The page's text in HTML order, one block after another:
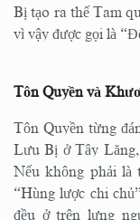
Bị tạo ra thế Tam
vì vậy được gọi là
Tôn Quyền và
Tôn Quyền từng
Lưu Bị ở Tây
Nếu không phải là
“Hùng lược chi
đều ở trên lưng